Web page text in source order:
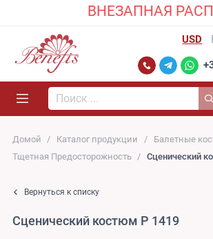
ВНЕЗАПНАЯ
USD
Поиск...
Домой Каталог продукции
Балетные
Тщетная Предосторожность
Сценический
Вернуться к списку
Сценический костюм P 1419